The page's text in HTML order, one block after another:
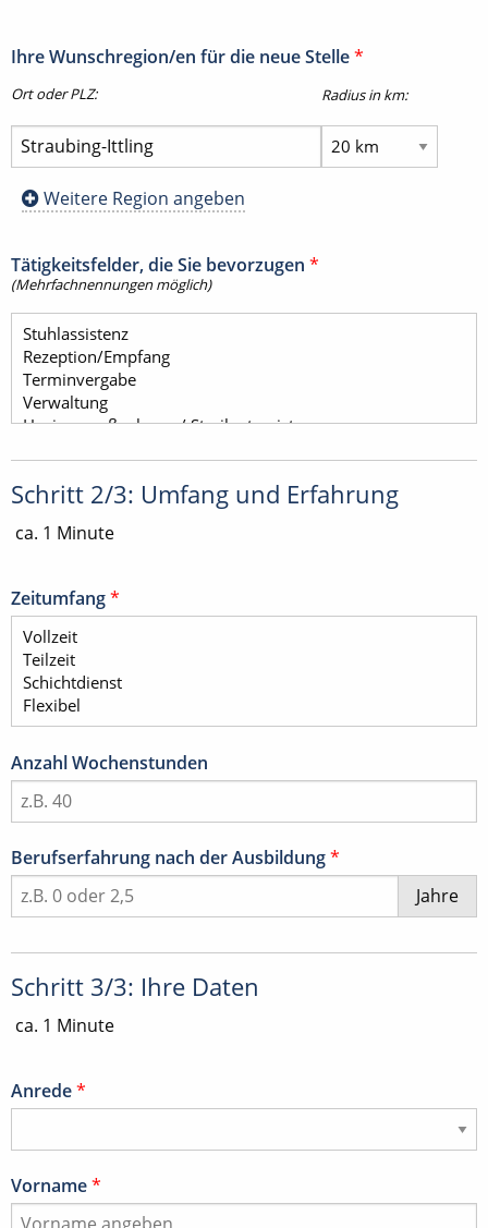
Ihre Wunschregion/en für die neue Stelle*
Ort oder PLZ: Radius in km:
Weitere Region angeben
Tätigkeitsfelder, die Sie bevorzugen *
(Mehrfachnennungen möglich)
Schritt 2/3: Umfang und Erfahrung
ca. 1 Minute
Zeitumfang*
Anzahl Wochenstunden
Berufserfahrung nach der Ausbildung*
Jahre
Schritt 3/3: Ihre Daten
ca. 1 Minute
Anrede*
Vorname*